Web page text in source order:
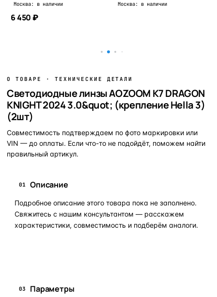
Москва: в наличии
6 450 ₽
Москва: в наличии
О ТОВАРЕ · ТЕХНИЧЕСКИЕ ДЕТАЛИ
Светодиодные линзы AOZOOM K7 DRAGON
KNIGHT 2024 3.0&quot; (крепление Hella 3)
(2шт)
Совместимость подтверждаем по фото маркировки или
VIN — до оплаты. Если что-то не подойдёт, поможем найти
правильный артикул.
01 Описание
Подробное описание этого товара пока не заполнено.
Свяжитесь с нашим консультантом — расскажем
характеристики, совместимость и подберём аналоги.
03 Параметры